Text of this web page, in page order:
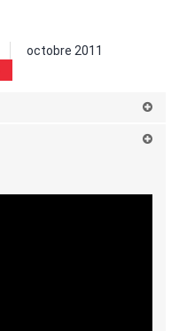
octobre 2011